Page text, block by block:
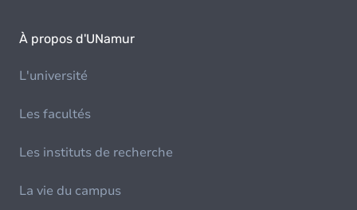
À propos d'UNamur
L'université
Les facultés
Les instituts de recherche
La vie du campus